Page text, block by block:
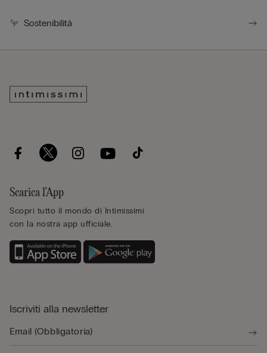
Sostenibilità
Scarica l’App
Scopri tutto il mondo di Intimissimi
con la nostra app ufficiale.
Iscriviti alla newsletter